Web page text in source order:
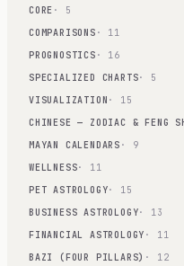
CORE · 5
COMPARISONS · 11
PROGNOSTICS · 16
SPECIALIZED CHARTS· 5
VISUALIZATION · 15
CHINESE — ZODIAC & FENG
MAYAN CALENDARS · 9
WELLNESS· 11
PET ASTROLOGY· 15
BUSINESS ASTROLOGY· 13
FINANCIAL ASTROLOGY · 11
BAZI (FOUR PILLARS) · 12